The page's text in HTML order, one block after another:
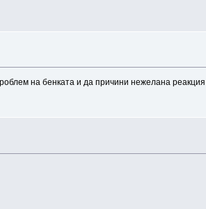
на бенката и да причини нежелана